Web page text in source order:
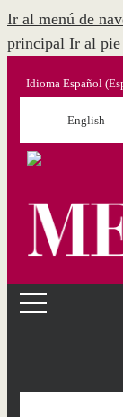
Ir al menú de
principal Ir al pie
Idioma Español
English